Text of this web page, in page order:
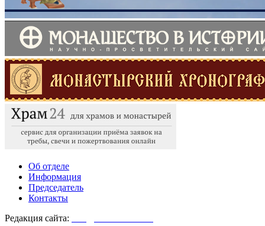
Об отделе
Информация
Председатель
Контакты
Редакция сайта: